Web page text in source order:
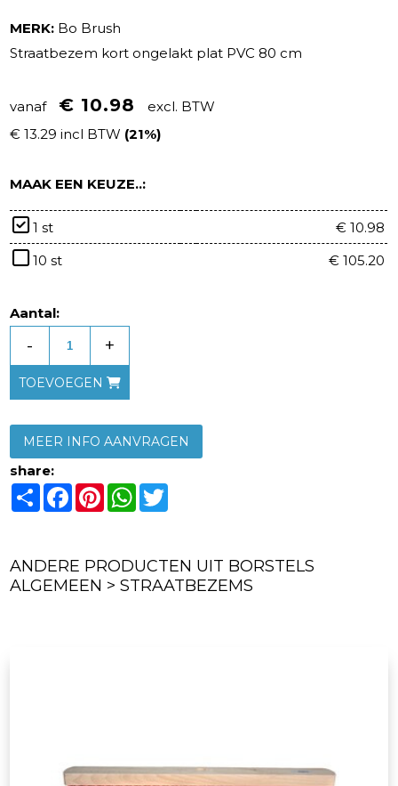
MERK: Bo Brush
Straatbezem kort ongelakt plat PVC 80 cm
vanaf € 10.98
excl. BTW
€ 13.29 incl BTW (21%)
MAAK EEN KEUZE..:
1 st
€ 10.98
10 st
€ 105.20
Aantal:
- +
TOEVOEGEN
MEER INFO AANVRAGEN
share:
ShareFacebook
PinterestWhatsApp
ANDERE PRODUCTEN UIT BORSTELS
ALGEMEEN > STRAATBEZEMS